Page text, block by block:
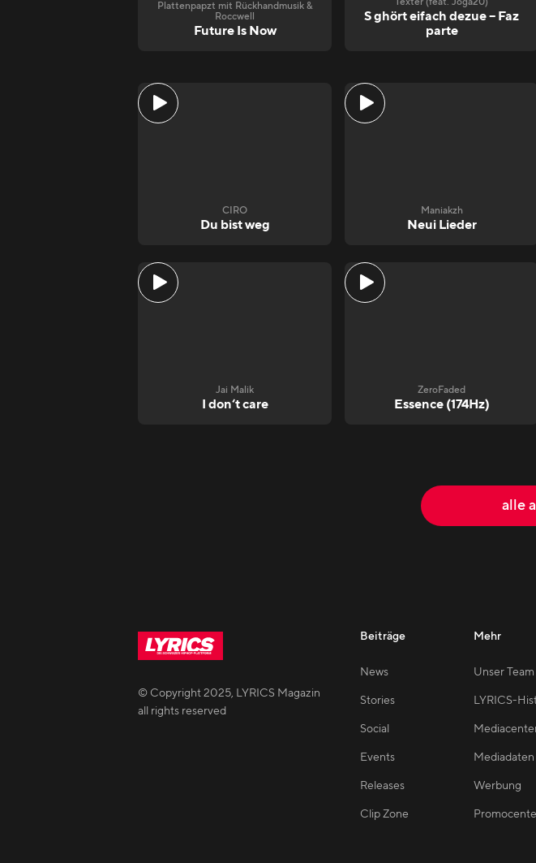
Plattenpapzt mit Rückhandmusik &
Roccwell
Future Is Now
S ghört eifach dezue – Faz
parte
CIRO
Du bist weg
Maniakzh
Neui Lieder
Jai Malik
I don‘t care
ZeroFaded
Essence (174Hz)
alle
© Copyright2025, LYRICS Magazin
all rights reserved
Beiträge
News
Stories
Social
Events
Releases
Clip Zone
Mehr
Unser Team
LYRICS-
Mediadaten
Werbung